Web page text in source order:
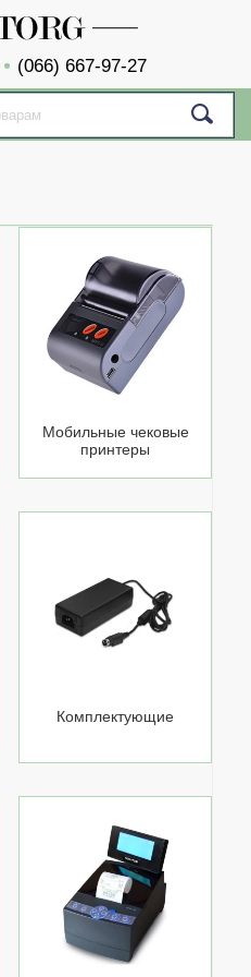
(066) 667-97-27
Мобильные чековые
принтеры
Комплектующие